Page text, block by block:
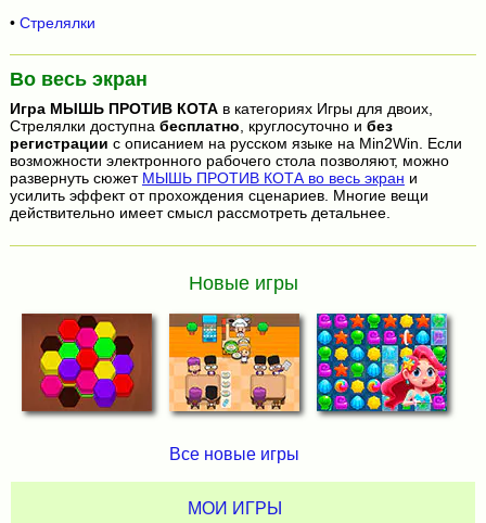
• Стрелялки
Во весь экран
Игра МЫШЬ ПРОТИВ КОТАв категориях Игры для двоих,
Стрелялки доступна бесплатно, круглосуточно и без
регистрации с описанием на русском языке на Min2Win. Если
возможности электронного рабочего стола позволяют, можно
развернуть сюжет МЫШЬ ПРОТИВ КОТА во весь экран и
усилить эффект от прохождения сценариев. Многие вещи
действительно имеет смысл рассмотреть детальнее.
Новые игры
Все новые игры
МОИ ИГРЫ